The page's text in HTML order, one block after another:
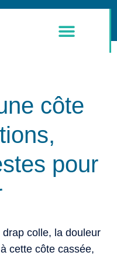
côte
pour
colle, la douleur
cette côte cassée,